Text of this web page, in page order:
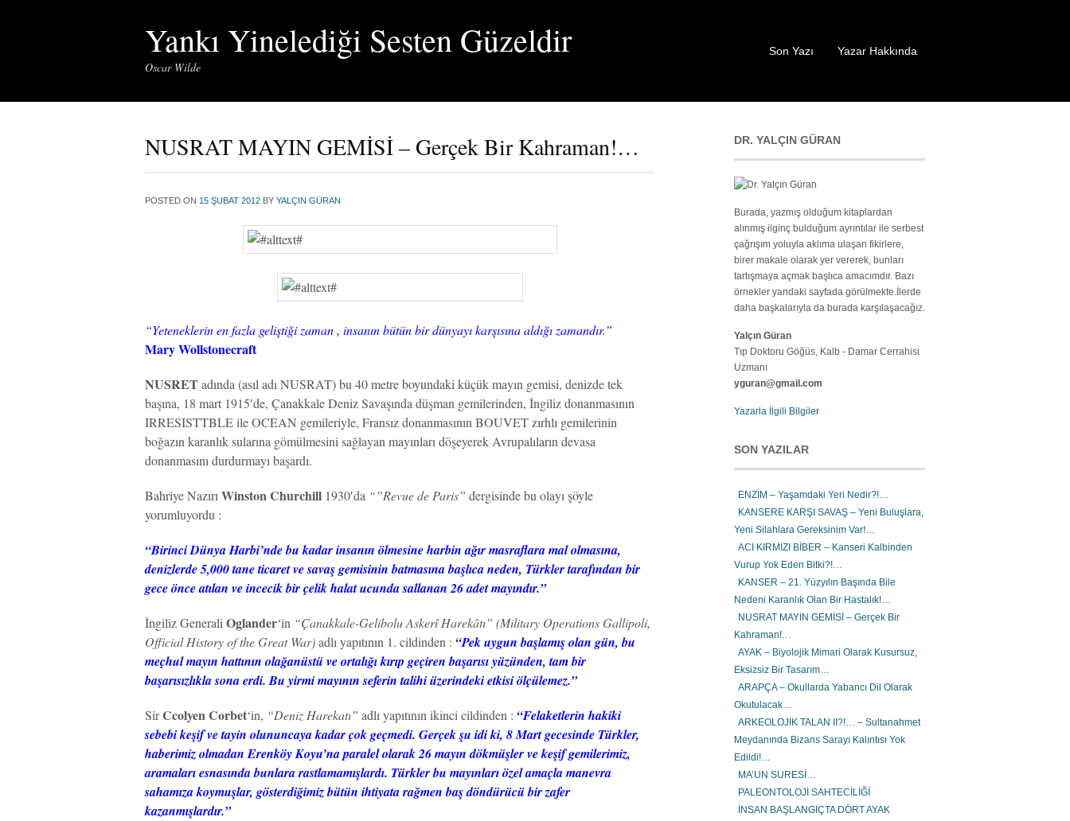
Yankı Yinelediği Sesten Güzeldir
Oscar Wilde
Son Yazı Yazar Hakkında
NUSRAT MAYIN GEMİSİ – Gerçek Bir Kahraman!…
POSTED ON 15 ŞUBAT 2012 BY YALÇIN GÜRAN
“Yeteneklerin en fazla geliştiği zaman , insanın bütün bir dünyayı karşısına aldığı zamandır.”
Mary Wollstonecraft
NUSRETadında (asıl adı NUSRAT) bu 40 metre boyundaki küçük mayın gemisi, denizde tek
başına, 18 mart 1915′de, Çanakkale Deniz Savaşında düşman gemilerinden, İngiliz donanmasının
IRRESISTTBLE ile OCEAN gemileriyle, Fransız donanmasının BOUVET zırhlı gemilerinin
boğazın karanlık sularına gömülmesini sağlayan mayınları döşeyerek Avrupalıların devasa
donanmasını durdurmayı başardı.
Bahriye Nazırı Winston Churchill 1930′da “”Revue de Paris” dergisinde bu olayı şöyle
yorumluyordu :
“Birinci Dünya Harbi’nde bu kadar insanın ölmesine harbin ağır masraflara mal olmasına,
denizlerde 5,000 tane ticaret ve savaş gemisinin batmasına başlıca neden, Türkler tarafından bir
gece önce atılan ve incecik bir çelik halat ucunda sallanan 26 adet mayındır.”
İngiliz Generali Oglander‘in “Çanakkale-Gelibolu Askerî Harekâtı” (Military Operations Gallipoli,
Official History of the Great War)adlı yapıtının 1. cildinden : “Pek uygun başlamış olan gün, bu
meçhul mayın hattının olağanüstü ve ortalığı kırıp geçiren başarısı yüzünden, tam bir
başarısızlıkla sona erdi. Bu yirmi mayının seferin talihi üzerindeki etkisi ölçülemez.”
SirCcolyen Corbet‘in, “Deniz Harekatı” adlı yapıtının ikinci cildinden : “Felaketlerin hakiki
sebebi keşif ve tayin olununcaya kadar çok geçmedi. Gerçek şu idi ki, 8 Mart gecesinde Türkler,
haberimiz olmadan Erenköy Koyu’na paralel olarak 26 mayın dökmüşler ve keşif gemilerimiz,
aramaları esnasında bunlara rastlamamışlardı. Türkler bu mayınları özel amaçla manevra
sahamıza koymuşlar, gösterdiğimiz bütün ihtiyata rağmen baş döndürücü bir zafer
kazanmışlardır.”
DR. YALÇIN GÜRAN
Burada, yazmış olduğum kitaplardan
alınmış ilginç bulduğum ayrıntılar ile serbest
çağrışım yoluyla aklıma ulaşan fikirlere,
birer makale olarak yer vererek, bunları
tartışmaya açmak başlıca amacımdır. Bazı
örnekler yandaki sayfada görülmekte.İlerde
daha başkalarıyla da burada karşılaşacağız.
Yalçın Güran
Tıp Doktoru Göğüs, Kalb - Damar Cerrahisi
Uzmanı
yguran@gmail.com
Yazarla İlgili Bilgiler
SON YAZILAR
ENZİM – Yaşamdaki Yeri Nedir?!…
KANSERE KARŞI SAVAŞ – Yeni Buluşlara,
Yeni Silahlara Gereksinim Var!…
ACI KIRMIZI BİBER – Kanseri Kalbinden
Vurup Yok Eden Bitki?!…
KANSER – 21. Yüzyılın Başında Bile
Nedeni Karanlık Olan Bir Hastalık!…
NUSRAT MAYIN GEMİSİ – Gerçek Bir
Kahraman!…
AYAK – Biyolojik Mimari Olarak Kusursuz,
Eksizsiz Bir Tasarım…
ARAPÇA – Okullarda Yabancı Dil Olarak
Okutulacak…
ARKEOLOJİK TALAN II?!… – Sultanahmet
Meydanında Bizans Sarayı Kalıntısı Yok
Edildi!…
MA’UN SURESİ…
PALEONTOLOJİ SAHTECİLİĞİ
İNSAN BAŞLANGIÇTA DÖRT AYAK